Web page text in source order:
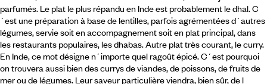
parfumés. Le plat le plus répandu en Inde est probablement le dhal. C
´est une préparation à base de lentilles, parfois agrémentées d´autres
légumes, servie soit en accompagnement soit en plat principal, dans
les restaurants populaires, les dhabas. Autre plat très courant, le curry.
En Inde, ce mot désigne n´importe quel ragoût épicé. C´est pourquoi
on trouvera aussi bien des currys de viandes, de poissons, de fruits de
mer ou de légumes. Leur saveur particulière viendra, bien sûr, de l